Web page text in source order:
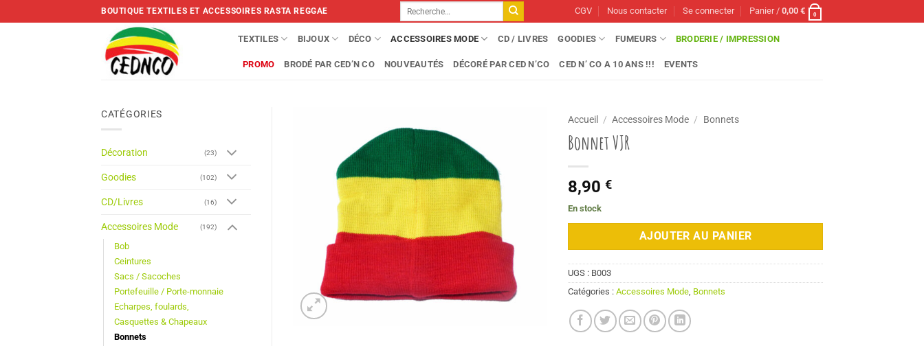
to
BOUTIQUE TEXTILES ET ACCESSOIRES RASTA REGGAE
Recherche
pour :
CGV Nous contacter Se connecter Panier /0,00€ 0
TEXTILES BIJOUX DÉCO ACCESSOIRES MODE CD / LIVRES GOODIES FUMEURS BRODERIE / IMPRESSION
PROMO BRODÉ PAR CED’N CO NOUVEAUTÉS DÉCORÉ PAR CED N’CO CED N’ CO A 10 ANS !!! EVENTS
CATÉGORIES
Décoration (23)
Goodies (102)
CD/Livres (16)
Accessoires Mode (192)
Bob
Ceintures
Sacs / Sacoches
Portefeuille / Porte-monnaie
Echarpes, foulards,
Casquettes & Chapeaux
Bonnets
Accueil / Accessoires Mode / Bonnets
Bonnet VJR
8,90€
En stock
AJOUTER AU PANIER
UGS : B003
Catégories :Accessoires Mode, Bonnets